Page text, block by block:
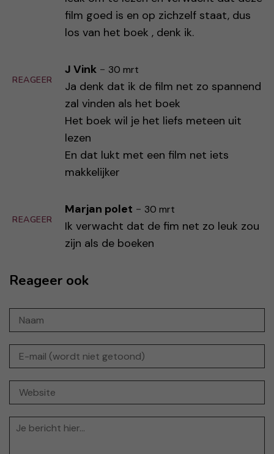
film goed is en op zichzelf staat, dus
los van het boek , denk ik.
REAGEER
J Vink - 30 mrt
Ja denk dat ik de film net zo spannend
zal vinden als het boek
Het boek wil je het liefs meteen uit
lezen
En dat lukt met een film net iets
makkelijker
REAGEER
Marjan polet - 30 mrt
Ik verwacht dat de fim net zo leuk zou
zijn als de boeken
Reageer ook